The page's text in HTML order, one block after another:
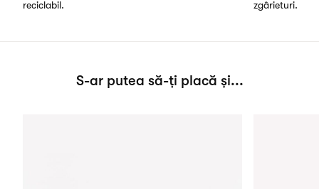
reciclabil.
zgârieturi.
S-ar putea să-ți placă și...